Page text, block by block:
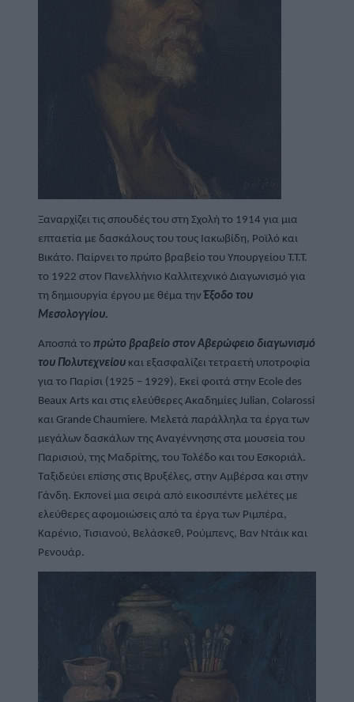
Ξαναρχίζει τις σπουδές του στη Σχολή το 1914 για μια
επταετία με δασκάλους του τους Ιακωβίδη, Ροϊλό και
Βικάτο. Παίρνει το πρώτο βραβείο του Υπουργείου Τ.Τ.Τ.
το 1922 στον Πανελλήνιο Καλλιτεχνικό Διαγωνισμό για
τη δημιουργία έργου με θέμα την Έξοδο του
Μεσολογγίου.
Αποσπά το πρώτο βραβείο στον Αβερώφειο διαγωνισμό
του Πολυτεχνείου και εξασφαλίζει τετραετή υποτροφία
για το Παρίσι (1925 – 1929). Εκεί φοιτά στην Ecole des
Beaux Arts και στις ελεύθερες Ακαδημίες Julian, Colarossi
και Grande Chaumiere. Μελετά παράλληλα τα έργα των
μεγάλων δασκάλων της Αναγέννησης στα μουσεία του
Παρισιού, της Μαδρίτης, του Τολέδο και του Εσκοριάλ.
Ταξιδεύει επίσης στις Βρυξέλες, στην Αμβέρσα και στην
Γάνδη. Εκπονεί μια σειρά από εικοσιπέντε μελέτες με
ελεύθερες αφομοιώσεις από τα έργα των Ριμπέρα,
Καρένιο, Τισιανού, Βελάσκεθ, Ρούμπενς, Βαν Ντάικ και
Ρενουάρ.